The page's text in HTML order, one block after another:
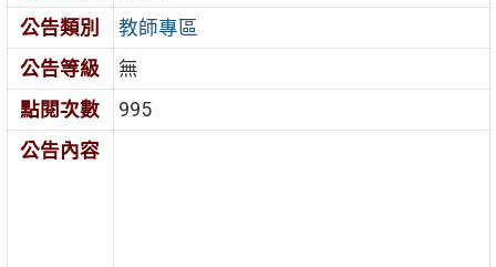
公告類別
教師專區
公告等級
無
點閱次數
995
公告內容